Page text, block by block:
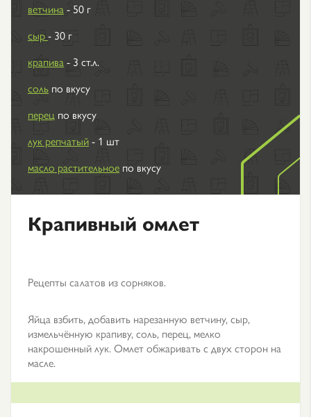
ветчина- 50 г
сыр- 30 г
крапива- 3 ст.л.
соль по вкусу
перец по вкусу
лук репчатый- 1 шт
масло растительное по вкусу
Крапивный омлет
Рецепты салатов из сорняков.
Яйца взбить, добавить нарезанную ветчину, сыр,
измельчённую крапиву, соль, перец, мелко
накрошенный лук. Омлет обжаривать с двух сторон на
масле.